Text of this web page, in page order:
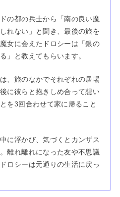
の都の兵士から「南の良い魔
れない」と聞き、最後の旅を
女に会えたドロシーは「銀の
」と教えてもらいます。
、旅のなかでそれぞれの居場
に彼らと抱きしめ合って想い
を3回合わせて家に帰ること
に浮かび、気づくとカンザス
離れ離れになった友や不思議
ロシーは元通りの生活に戻っ